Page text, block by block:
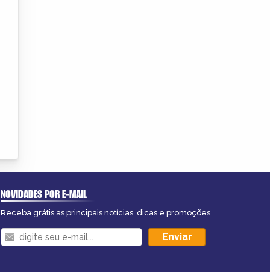
NOVIDADES POR E-MAIL
Receba grátis as principais notícias, dicas e promoções